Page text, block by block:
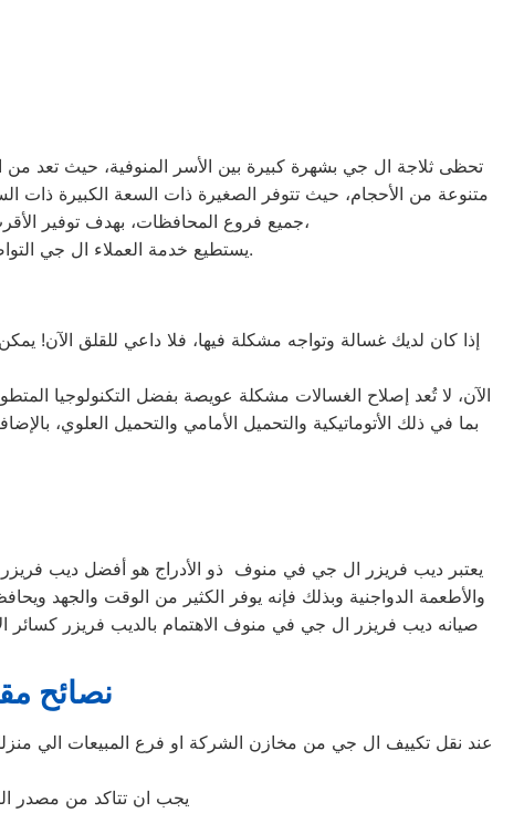
تحظى ثلاجة ال جي بشهرة كبيرة بين الأسر المنوفية، حيث تعد من
جميع فروع المحافظات، بهدف توفير الأقرب إليك في جميع الأوقات. نظراً لتوفر الخدمة الفنية لصيانة ثلاجات ال جي في منطقة منوف بأكثر من رقم،
يستطيع خدمة العملاء ال جي التواصل معنا عبر الأرقام التالية: 01220261030 – 02357100080 – 0235699066 – 01010916814.
إذا كان لديك غسالة وتواجه مشكلة فيها، فلا داعي للقلق
الآن، لا تُعد إصلاح الغسالات مشكلة عويصة بفضل التكنولوجيا
يعتبر ديب فريزر ال جي في منوف ذو الأدراج هو أفضل ديب فريزر
والأطعمة الدواجنية وبذلك فإنه يوفر الكثير من الوقت والجهد
صيانه ديب فريزر ال جي في منوف الاهتمام بالديب فريزر كسائر
نصائح
عند نقل تكييف ال جي من مخازن الشركة او فرع المبيعات الي
يجب ان تتاكد من مصدر